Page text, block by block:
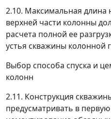
2.10. Максимальная длина
верхней части колонны
расчета полной ее
устья скважины колонной
Выбор способа спуска и
колонн
2.11. Конструкция
предусматривать в